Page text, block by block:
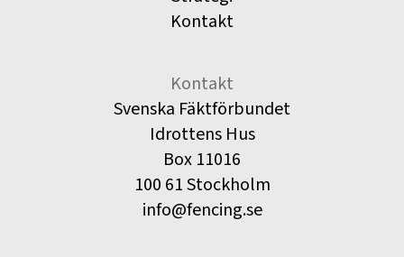
Kontakt
Kontakt
Svenska Fäktförbundet
Idrottens Hus
Box 11016
100 61 Stockholm
info@fencing.se